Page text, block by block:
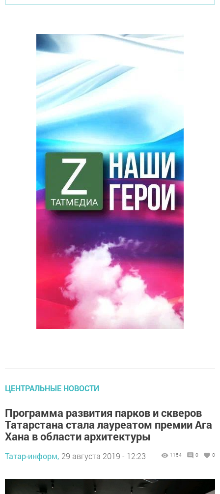
ЦЕНТРАЛЬНЫЕ НОВОСТИ
Программа развития парков и скверов
Татарстана стала лауреатом премии Ага
Хана в области архитектуры
Татар-информ, 29 августа 2019 - 12:23 1154 0 0